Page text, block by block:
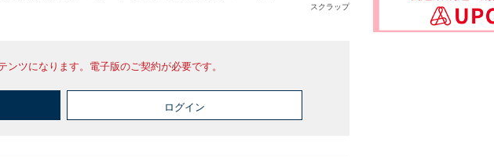
スクラップ
ンツになります。電子版のご契約が必要です。
ログイン